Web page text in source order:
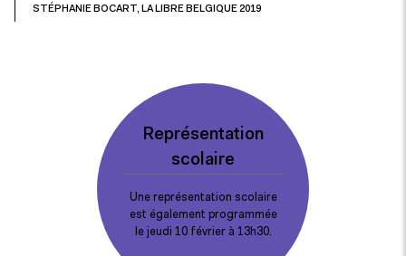
STÉPHANIE BOCART, LA LIBRE BELGIQUE 2019
Représentation
scolaire
Une représentation scolaire
est également programmée
le jeudi 10 février à 13h30.